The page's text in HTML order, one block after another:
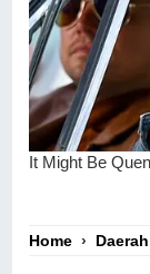
Home › Daerah